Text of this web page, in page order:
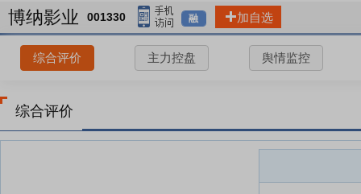
博纳影业 001330 融 加自选
综合评价 主力控盘 舆情监控
综合评价